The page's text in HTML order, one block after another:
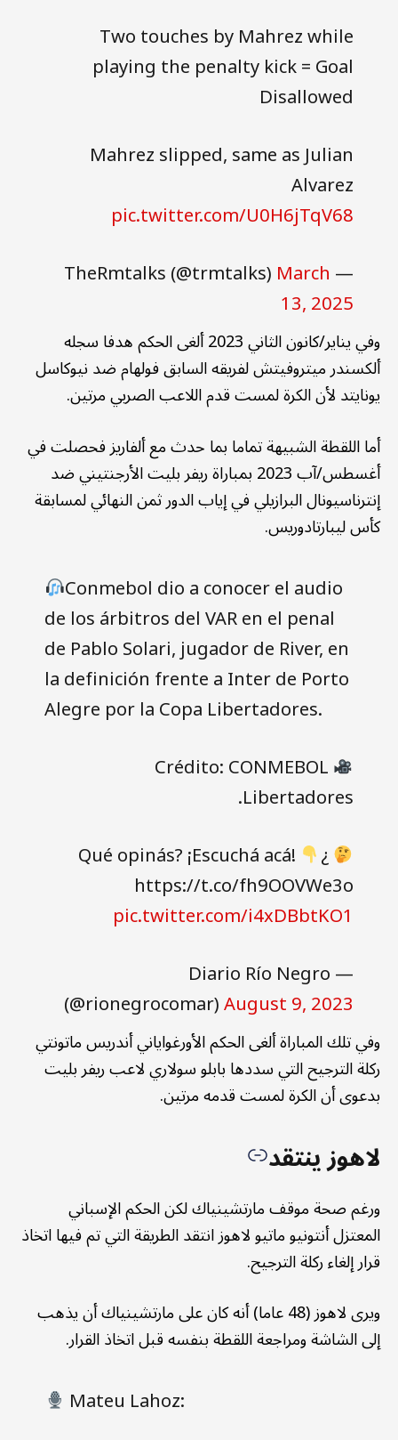
Two touches by Mahrez while
playing the penalty kick = Goal
Disallowed
Mahrez slipped, same as Julian
Alvarez
pic.twitter.com/U0H6jTqV68
— TheRmtalks (@trmtalks)
March
13, 2025
وفي يناير/كانون الثاني 2023 ألغى الحكم هدفا سجله
ألكسندر ميتروفيتش لفريقه السابق فولهام ضد نيوكاسل
يونايتد لأن الكرة لمست قدم اللاعب الصربي مرتين.
أما اللقطة الشبيهة تماما بما حدث مع ألفاريز فحصلت في
أغسطس/آب 2023 بمباراة ريفر بليت الأرجنتيني ضد
إنترناسيونال البرازيلي في إياب الدور ثمن النهائي لمسابقة
كأس ليبارتادوريس.
Conmebol dio a conocer el audio
de los árbitros del VAR en el penal
de Pablo Solari, jugador de River, en
la definición frente a Inter de Porto
Alegre por la Copa Libertadores.
Crédito: CONMEBOL
Libertadores.
¿Qué opinás? ¡Escuchá acá!
https://t.co/fh9OOVWe3o
pic.twitter.com/i4xDBbtKO1
— Diario Río Negro
(@rionegrocomar)August 9, 2023
وفي تلك المباراة ألغى الحكم الأورغواياني أندريس ماتونتي
ركلة الترجيح التي سددها بابلو سولاري لاعب ريفر بليت
بدعوى أن الكرة لمست قدمه مرتين.
لاهوز ينتقد
ورغم صحة موقف مارتشينياك لكن الحكم الإسباني
المعتزل أنتونيو ماتيو لاهوز انتقد الطريقة التي تم فيها اتخاذ
قرار إلغاء ركلة الترجيح.
ويرى لاهوز (48 عاما) أنه كان على مارتشينياك أن يذهب
إلى الشاشة ومراجعة اللقطة بنفسه قبل اتخاذ القرار.
Mateu Lahoz: